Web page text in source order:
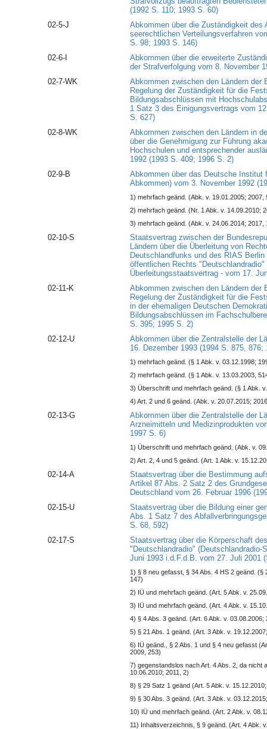
(1992 S. 110; 1993 S. 60)
02-5-J
Abkommen über die Zuständigkeit des
seerechtlichen Verteilungsverfahren
S. 98; 1993 S. 146)
02-6-I
Abkommen über die erweiterte
der Strafverfolgung vom 8. November
02-7-WK
Abkommen zwischen den Ländern der
Regelung der Zuständigkeit für die
Bildungsabschlüssen mit
1 Satz 3 des Einigungsvertrags vom
S. 627)
02-8-WK
Abkommen zwischen den Ländern in
über die Genehmigung zur Führung
Hochschulen und entsprechender
1992 (1993 S. 409; 1996 S. 2)
02-9-B
Abkommen über das Deutsche Institut
Abkommen) vom 3. November 1992
1) mehrfach geänd. (Abk. v. 19.01.2005; 2007,
2) mehrfach geänd. (Nr. 1 Abk. v. 14.09.2010;
3) mehrfach geänd. (Abk. v. 24.06.2014; 2017,
02-10-S
Staatsvertrag zwischen der
Ländern über die Überleitung von
Deutschlandfunks und des RIAS
öffentlichen Rechts "Deutschlandradio"
Überleitungsstaatsvertrag - vom 17.
02-11-K
Abkommen zwischen den Ländern der
Regelung der Zuständigkeit für die
in der ehemaligen Deutschen
Bildungsabschlüssen im
S. 395; 1995 S. 2)
02-12-U
Abkommen über die Zentralstelle der
16. Dezember 1993 (1994 S. 875, 876;
1) mehrfach geänd. (§ 1 Abk. v. 03.12.1998;
2) mehrfach geänd. (§ 1 Abk. v. 13.03.2003,
3) Überschrift und mehrfach geänd. (§ 1 Abk.
4) Art. 2 und 6 geänd. (Abk. v. 20.07.2015;
02-13-G
Abkommen über die Zentralstelle der
Arzneimitteln und Medizinprodukten
1997 S. 6)
1) Überschrift und mehrfach geänd. (Abk. v.
2) Art. 2, 4 und 5 geänd. (Art. 1 Abk. v.
02-14-A
Staatsvertrag über die Bestimmung
Artikel 87 Abs. 2 Satz 2 des
Deutschland vom 26. Februar 1996
02-15-U
Staatsvertrag über die Bildung einer
Abs. 1 Satz 7 des
S. 68, 592)
02-17-S
Staatsvertrag über die Körperschaft
"Deutschlandradio"
Juni 1993 i.d.F.d.B. vom 27. Juli 2001
1) § 8 neu gefasst, § 34 Abs. 4 HS 2 geänd. (§
147)
2) IÜ und mehrfach geänd. (Art. 5 Abk. v.
3) IÜ und mehrfach geänd. (Art. 4 Abk. v.
4) § 4 Abs. 3 geänd. (Art. 6 Abk. v. 03.08.2006;
5) § 21 Abs. 1 geänd. (Art. 3 Abk. v.
6) IÜ geänd., § 2 Abs. 1 und § 4 neu gefasst
2009, 253)
7) gegenstandslos nach Art. 4 Abs. 2, da nicht
10.06.2010; 2011, 2)
8) § 29 Satz 1 geänd (Art. 5 Abk. v.
9) § 30 Abs. 3 geänd. (Art. 3 Abk. v.
10) IÜ und mehrfach geänd. (Art. 2 Abk. v.
11) Inhaltsverzeichnis, § 9 geänd. (Art. 4 Abk.